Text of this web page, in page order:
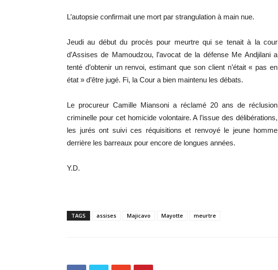
L’autopsie confirmait une mort par strangulation à main nue.
Jeudi au début du procès pour meurtre qui se tenait à la cour
d’Assises de Mamoudzou, l’avocat de la défense Me Andjilani a
tenté d’obtenir un renvoi, estimant que son client n’était « pas en
état » d’être jugé. Fi, la Cour a bien maintenu les débats.
Le procureur Camille Miansoni a réclamé 20 ans de réclusion
criminelle pour cet homicide volontaire. A l’issue des délibérations,
les jurés ont suivi ces réquisitions et renvoyé le jeune homme
derrière les barreaux pour encore de longues années.
Y.D.
TAGS assises Majicavo Mayotte meurtre